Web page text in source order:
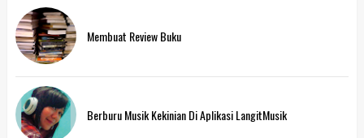
Membuat Review Buku
Berburu Musik Kekinian Di Aplikasi LangitMusik